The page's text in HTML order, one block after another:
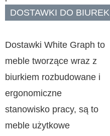
DOSTAWKI DO BIUREK
Dostawki White Graph to
meble tworzące wraz z
biurkiem rozbudowane i
ergonomiczne
stanowisko pracy, są to
meble użytkowe